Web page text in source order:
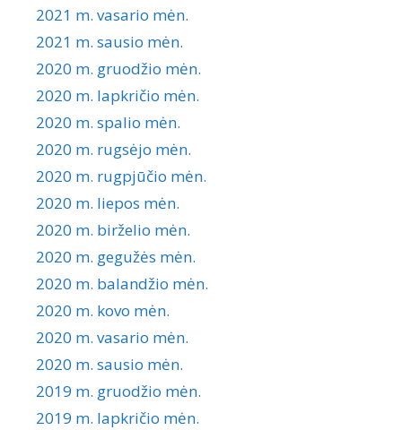
2021 m. vasario mėn.
2021 m. sausio mėn.
2020 m. gruodžio mėn.
2020 m. lapkričio mėn.
2020 m. spalio mėn.
2020 m. rugsėjo mėn.
2020 m. rugpjūčio mėn.
2020 m. liepos mėn.
2020 m. birželio mėn.
2020 m. gegužės mėn.
2020 m. balandžio mėn.
2020 m. kovo mėn.
2020 m. vasario mėn.
2020 m. sausio mėn.
2019 m. gruodžio mėn.
2019 m. lapkričio mėn.